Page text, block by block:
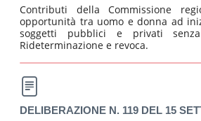
Contributi della Commissione
opportunità tra uomo e donna ad
soggetti pubblici e privati
Rideterminazione e revoca.
DELIBERAZIONE N. 119 DEL 15